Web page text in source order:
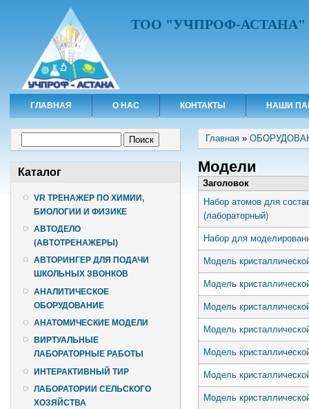
ТОО "УЧПРОФ-АСТАНА"
ГЛАВНАЯ О НАС КОНТАКТЫ НАШИ
Каталог
VR ТРЕНАЖЕР ПО ХИМИИ,
БИОЛОГИИ И ФИЗИКЕ
АВТОДЕЛО
(АВТОТРЕНАЖЕРЫ)
АВТОРИНГЕР ДЛЯ ПОДАЧИ
ШКОЛЬНЫХ ЗВОНКОВ
АНАЛИТИЧЕСКОЕ
ОБОРУДОВАНИЕ
АНАТОМИЧЕСКИЕ МОДЕЛИ
ВИРТУАЛЬНЫЕ
ЛАБОРАТОРНЫЕ РАБОТЫ
ИНТЕРАКТИВНЫЙ ТИР
ЛАБОРАТОРИИ СЕЛЬСКОГО
ХОЗЯЙСТВА
Вы здесь
Главная »
Модели
Заголовок
Набор атомов для
(лабораторный)
Набор для
Модель
Модель
Модель
Модель
Модель
Модель
Модель